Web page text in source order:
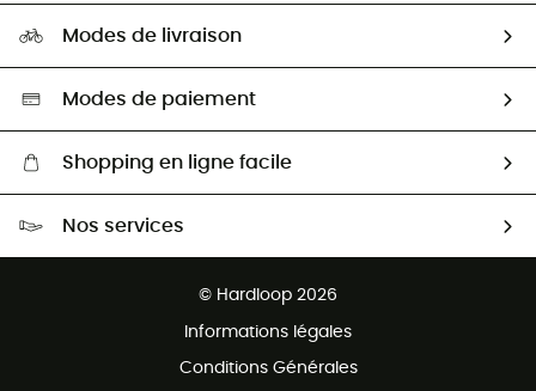
Seconde Main
Aide & Contact
HardGuides
Sélection éco-responsable
Modes de livraison
Modes de paiement
Shopping en ligne facile
Nos services
© Hardloop 2026
Informations légales
Conditions Générales